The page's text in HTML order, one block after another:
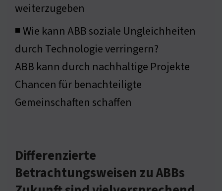
weiterzugeben
◾ Wie kann ABB soziale Ungleichheiten
durch Technologie verringern?
ABB kann durch nachhaltige Projekte
Chancen für benachteiligte
Gemeinschaften schaffen
Differenzierte
Betrachtungsweisen zu ABBs